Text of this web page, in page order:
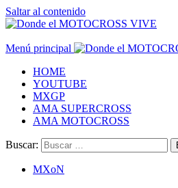
Saltar al contenido
Menú principal
HOME
YOUTUBE
MXGP
AMA SUPERCROSS
AMA MOTOCROSS
Buscar:
MXoN